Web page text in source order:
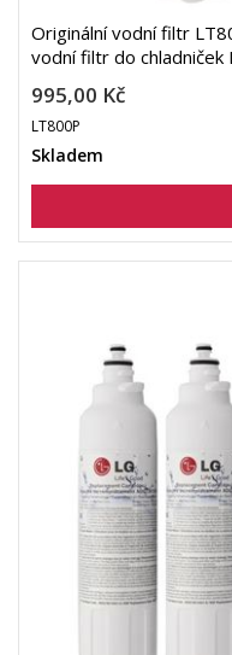
Originální vodní filtr
vodní filtr do chladniček
995,00 Kč
LT800P
Skladem